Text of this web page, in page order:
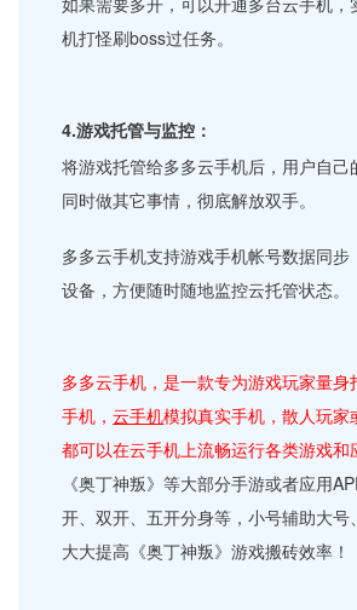
机打怪刷boss过任务。
4.游戏托管与监控：
将游戏托管给多多云手机后，用户自己
同时做其它事情，彻底解放双手。
多多云手机支持游戏手机帐号数据同步
设备，方便随时随地监控云托管状态。
多多云手机，是一款专为游戏玩家量身
手机，云手机模拟真实手机，散人玩家
都可以在云手机上流畅运行各类游戏和
《奥丁神叛》等大部分手游或者应用
开、双开、五开分身等，小号辅助大号
大大提高《奥丁神叛》游戏搬砖效率！